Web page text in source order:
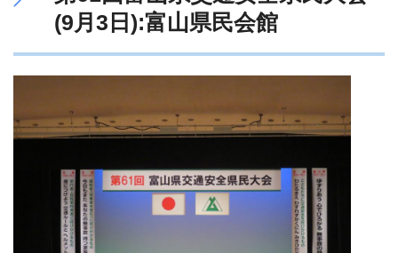
(9月3日):富山県民会館